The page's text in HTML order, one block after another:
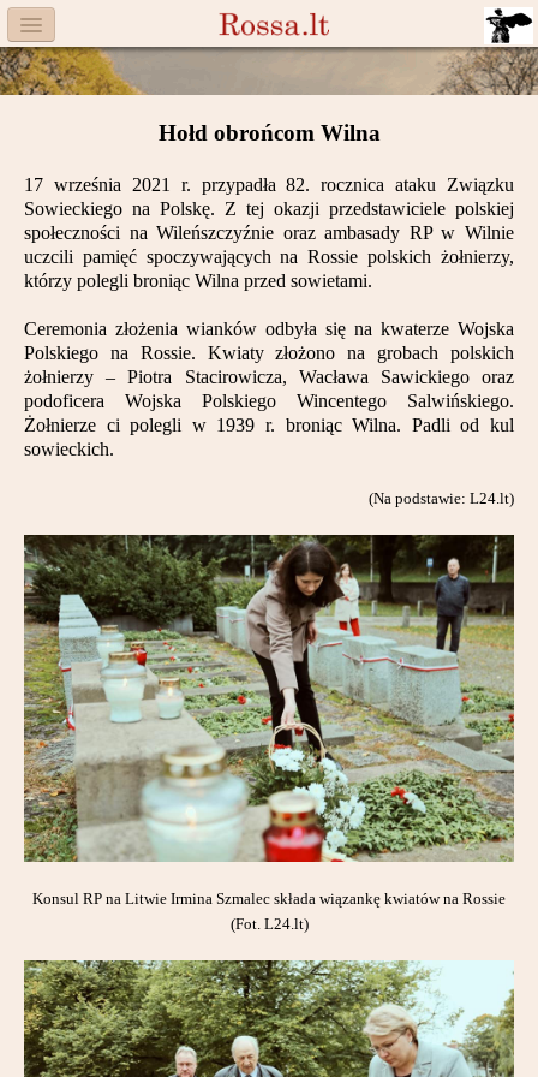
Menu
Facebook
Aktualności
Książka
Cegiełki
Rossa
Trasy
Partnerzy
Kontakt
Hołd obrońcom Wilna
17 września 2021 r. przypadła 82. rocznica ataku Związku
Sowieckiego na Polskę. Z tej okazji przedstawiciele polskiej
społeczności na Wileńszczyźnie oraz ambasady RP w Wilnie
uczcili pamięć spoczywających na Rossie polskich żołnierzy,
którzy polegli broniąc Wilna przed sowietami.
Ceremonia złożenia wianków odbyła się na kwaterze Wojska
Polskiego na Rossie. Kwiaty złożono na grobach polskich
żołnierzy – Piotra Stacirowicza, Wacława Sawickiego oraz
podoficera Wojska Polskiego Wincentego Salwińskiego.
Żołnierze ci polegli w 1939 r. broniąc Wilna. Padli od kul
sowieckich.
(Na podstawie: L24.lt)
Konsul RP na Litwie Irmina Szmalec składa wiązankę kwiatów na Rossie
(Fot. L24.lt)